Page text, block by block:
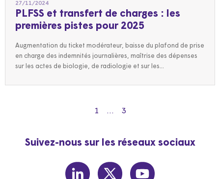
27/11/2024
PLFSS et transfert de charges : les
premières pistes pour 2025
Augmentation du ticket modérateur, baisse du plafond de prise
en charge des indemnités journalières, maîtrise des dépenses
sur les actes de biologie, de radiologie et sur les...
1 … 3
Suivez-nous sur les réseaux sociaux
linkedin twitter